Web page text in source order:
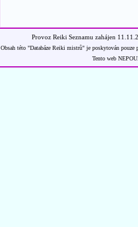
Provoz Reiki Seznamu zahájen
Obsah této "Databáze Reiki mistrů" je poskytován
Tento web